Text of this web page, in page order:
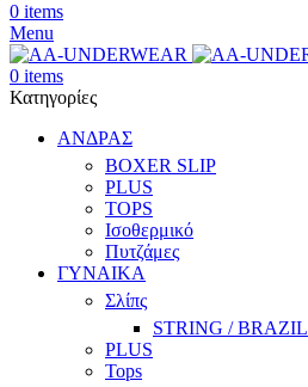
0 items
Menu
0 items
Κατηγορίες
ΑΝΔΡΑΣ
BOXER SLIP
PLUS
TOPS
Ισοθερμικό
Πυτζάμες
ΓΥΝΑΙΚΑ
Σλίπς
STRING / BRAZIL
PLUS
Tops